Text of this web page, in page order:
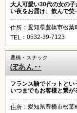
大人可愛い30代の女の
い夜をお届け、飲んで笑
住所 ：愛知県豊橋市松
TEL ：0532-39-7123
豊橋・スナック
ぽあん‥
フランス語でドットとい
いつまでもお客様と繋が
住所 ：愛知県豊橋市松